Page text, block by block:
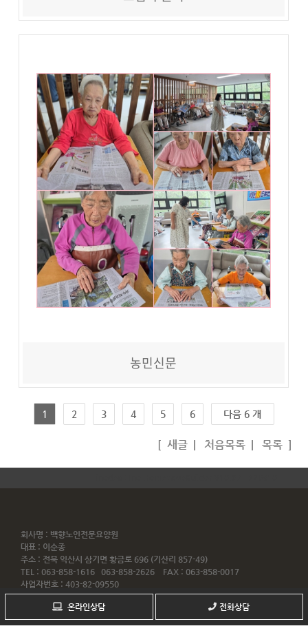
농민신문
1 2 3 4 5 6 다음 6 개
[ 새글| 처음목록| 목록]
회사명 : 백향노인전문요양원
대표 : 이순종
주소 : 전북 익산시 삼기면 황금로 696 (기산리 857-49)
TEL : 063-858-1616 063-858-2626 FAX : 063-858-0017
사업자번호 : 403-82-09550
Copyrightⓒ bybh1616.co.krAll rights reserved.
Webmaster 개인정보처리방침
온라인상담 전화상담